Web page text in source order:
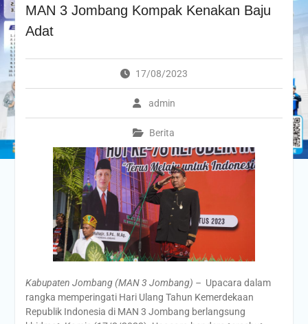
MAN 3 Jombang Kompak Kenakan Baju
Adat
17/08/2023
admin
Berita
Kabupaten Jombang (MAN 3 Jombang) – Upacara dalam
rangka memperingati Hari Ulang Tahun Kemerdekaan
Republik Indonesia di MAN 3 Jombang berlangsung